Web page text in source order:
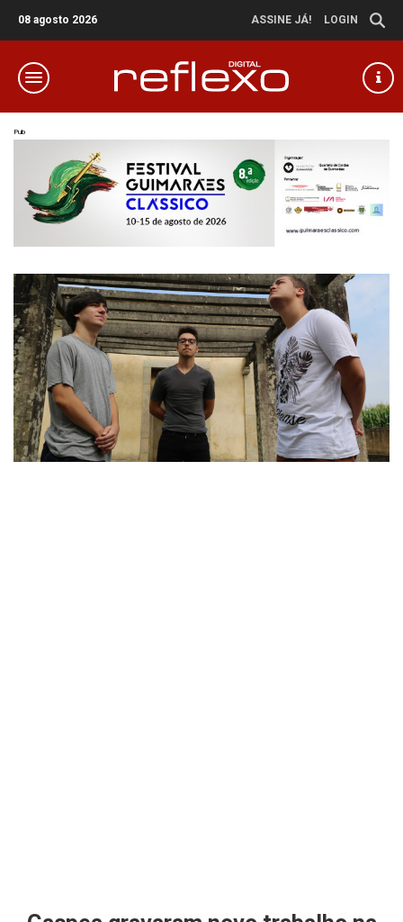
08 agosto 2026 ASSINE JÁ! LOGIN
Pub